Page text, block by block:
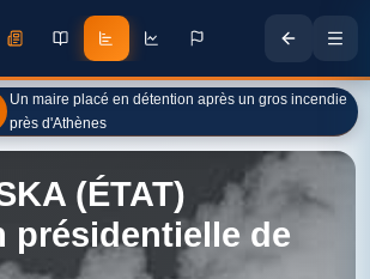
Un maire placé en détention après un gros incendie
près d'Athènes
(ÉTAT)
présidentielle de